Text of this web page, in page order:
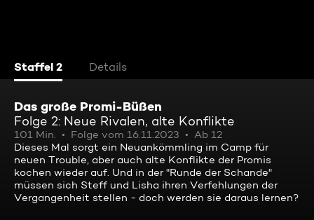
Staffel 2 Details
Das große Promi-Büßen
Folge 2: Neue Rivalen, alte Konflikte
101 Min. Folge vom 16.11.2023
Ab 12
Dieses Mal sorgt ein Neuankömmling im Camp für
neuen Trouble, aber auch alte Konflikte der Promis
kochen wieder auf. Und in der "Runde der Schande"
müssen sich Steff und Lisha ihren Verfehlungen der
Vergangenheit stellen - doch werden sie daraus lernen?